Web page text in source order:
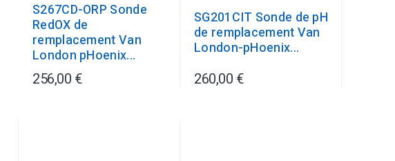
S267CD-ORP Sonde
RedOX de
remplacement Van
London pHoenix...
256,00 €
SG201CIT Sonde de pH
de remplacement Van
London-pHoenix...
260,00 €